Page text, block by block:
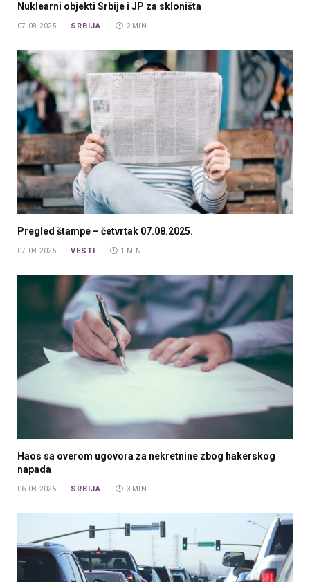
Nuklearni objekti Srbije i JP za skloništa
07.08.2025. SRBIJA 2 MIN.
Pregled štampe – četvrtak 07.08.2025.
07.08.2025. VESTI 1 MIN.
Haos sa overom ugovora za nekretnine zbog hakerskog
napada
06.08.2025. SRBIJA 3 MIN.